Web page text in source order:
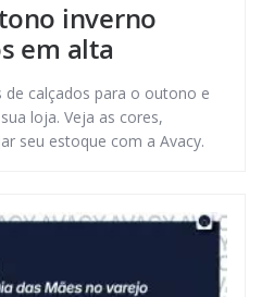
inverno
em alta
de calçados para o outono e
loja. Veja as cores,
seu estoque com a Avacy.